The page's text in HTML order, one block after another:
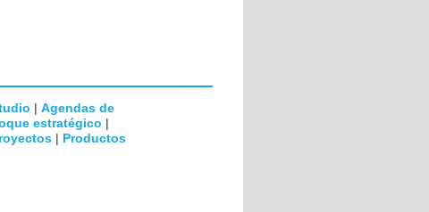
| Agendas de
estratégico |
| Productos